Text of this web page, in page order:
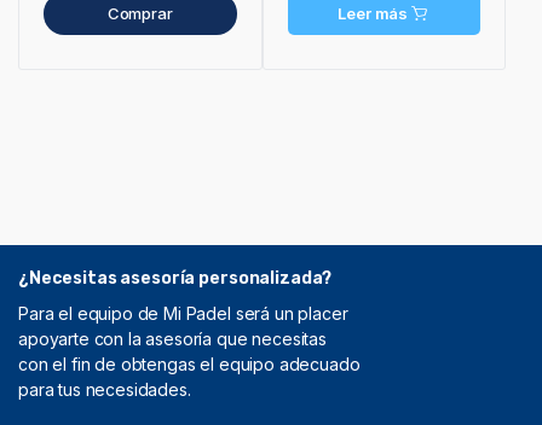
Comprar Leer más
¿Necesitas asesoría personalizada?
Para el equipo de Mi Padel será un placer
apoyarte con la asesoría que necesitas
con el fin de obtengas el equipo adecuado
para tus necesidades.